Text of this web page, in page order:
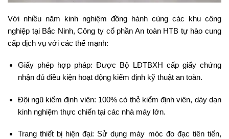
Với nhiều năm kinh nghiệm đồng hành cùng các khu công
nghiệp tại Bắc Ninh, Công ty cổ phần An toàn HTB tự hào cung
cấp dịch vụ với các thế mạnh:
Giấy phép hợp pháp: Được Bộ LĐTBXH cấp giấy chứng
nhận đủ điều kiện hoạt động kiểm định kỹ thuật an toàn.
Đội ngũ kiểm định viên: 100% có thẻ kiểm định viên, dày dạn
kinh nghiệm thực chiến tại các nhà máy lớn.
Trang thiết bị hiện đại: Sử dụng máy móc đo đạc tiên tiến,